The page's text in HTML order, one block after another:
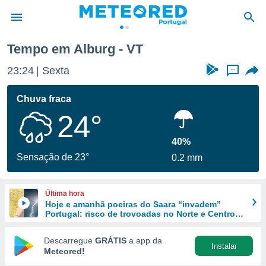
da
foi
fornecidas
a este
das
e
forma
digital
Tempo em Alburg - VT
23:24 Sexta ...
Chuva fraca
24°
Sensação de 23°
40%
0.2 mm
Última hora
Hoje e amanhã poeiras do Saara “invadem”
Portugal: risco de trovoadas no Norte e Centro
Descarregue GRÁTIS a app da
Meteored!
Instalar